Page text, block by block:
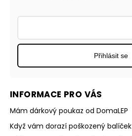
INFORMACE PRO VÁS
Mám dárkový poukaz od DomaLEP
Když vám dorazí poškozený balíček
Přihlásit se